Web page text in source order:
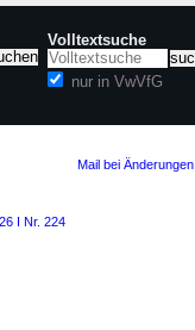
Volltextsuche
nur in VwVfG
Mail bei Änderungen
I Nr. 224